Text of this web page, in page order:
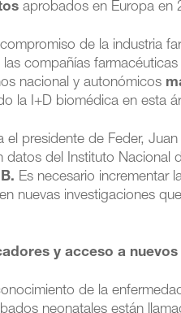
aprobados en Europa en
de la industria
compañías
nacional y autonómicos
la I+D biomédica en esta
presidente de Feder,
del Instituto Nacional
Es necesario incrementar
nuevas investigaciones
y acceso a
de la
neonatales están